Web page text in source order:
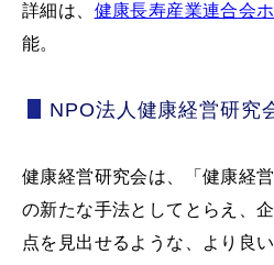
詳細は、 健康長寿産業連合会
能。
NPO法人健康経営研究
健康経営研究会は、「健康経
の新たな手法としてとらえ、
点を見出せるような、より良